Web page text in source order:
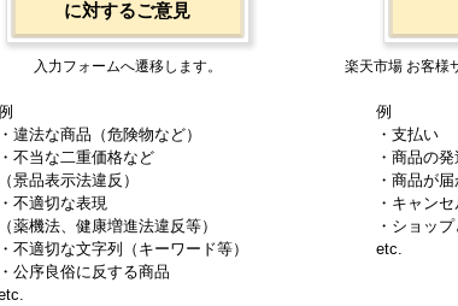
に対するご意見
入力フォームへ遷移します。
・違法な商品（危険物など）
・不当な二重価格など
（景品表示法違反）
・不適切な表現
（薬機法、健康増進法違反等）
・不適切な文字列（キーワード等）
・公序良俗に反する商品
楽天市場 お客様
例
・支払い
・商品の
・商品が
・キャン
・ショッ
etc.